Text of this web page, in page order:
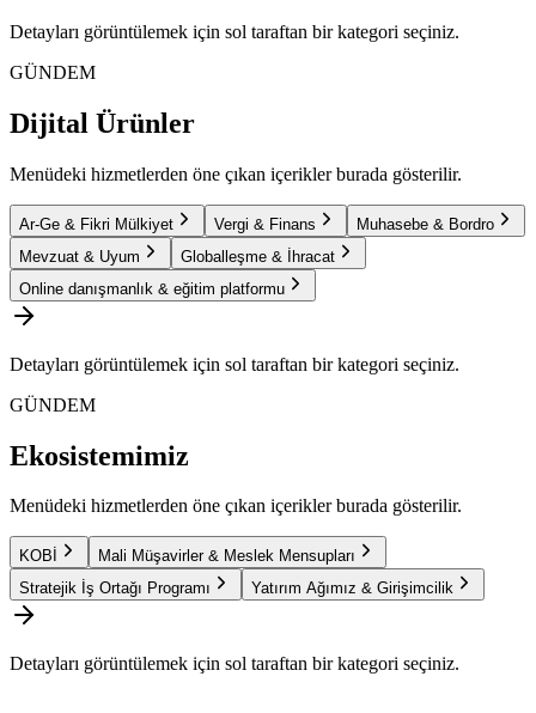
Detayları görüntülemek için sol taraftan bir kategori seçiniz.
GÜNDEM
Dijital Ürünler
Menüdeki hizmetlerden öne çıkan içerikler burada gösterilir.
Ar-Ge & Fikri Mülkiyet Vergi & Finans
Muhasebe & Bordro
Mevzuat & Uyum
Globalleşme & İhracat
Online danışmanlık & eğitim platformu
Detayları görüntülemek için sol taraftan bir kategori seçiniz.
GÜNDEM
Ekosistemimiz
Menüdeki hizmetlerden öne çıkan içerikler burada gösterilir.
KOBİ
Mali Müşavirler & Meslek Mensupları
Stratejik İş Ortağı Programı
Yatırım Ağımız & Girişimcilik
Detayları görüntülemek için sol taraftan bir kategori seçiniz.